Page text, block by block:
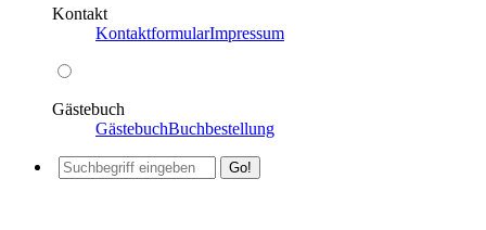
Kontakt
KontaktformularImpressum
Gästebuch
GästebuchBuchbestellung